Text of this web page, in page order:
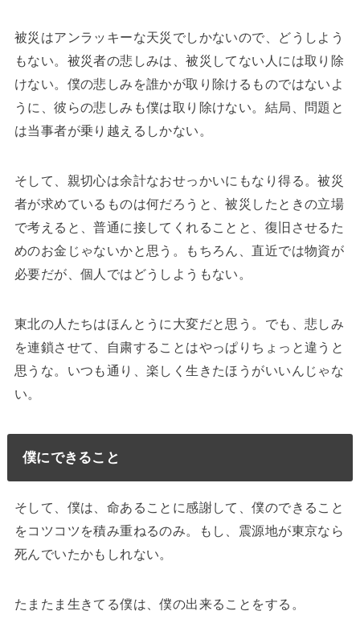
被災はアンラッキーな天災でしかないので、どうしよう
もない。被災者の悲しみは、被災してない人には取り除
けない。僕の悲しみを誰かが取り除けるものではないよ
うに、彼らの悲しみも僕は取り除けない。結局、問題と
は当事者が乗り越えるしかない。
そして、親切心は余計なおせっかいにもなり得る。被災
者が求めているものは何だろうと、被災したときの立場
で考えると、普通に接してくれることと、復旧させるた
めのお金じゃないかと思う。もちろん、直近では物資が
必要だが、個人ではどうしようもない。
東北の人たちはほんとうに大変だと思う。でも、悲しみ
を連鎖させて、自粛することはやっぱりちょっと違うと
思うな。いつも通り、楽しく生きたほうがいいんじゃな
い。
僕にできること
そして、僕は、命あることに感謝して、僕のできること
をコツコツを積み重ねるのみ。もし、震源地が東京なら
死んでいたかもしれない。
たまたま生きてる僕は、僕の出来ることをする。